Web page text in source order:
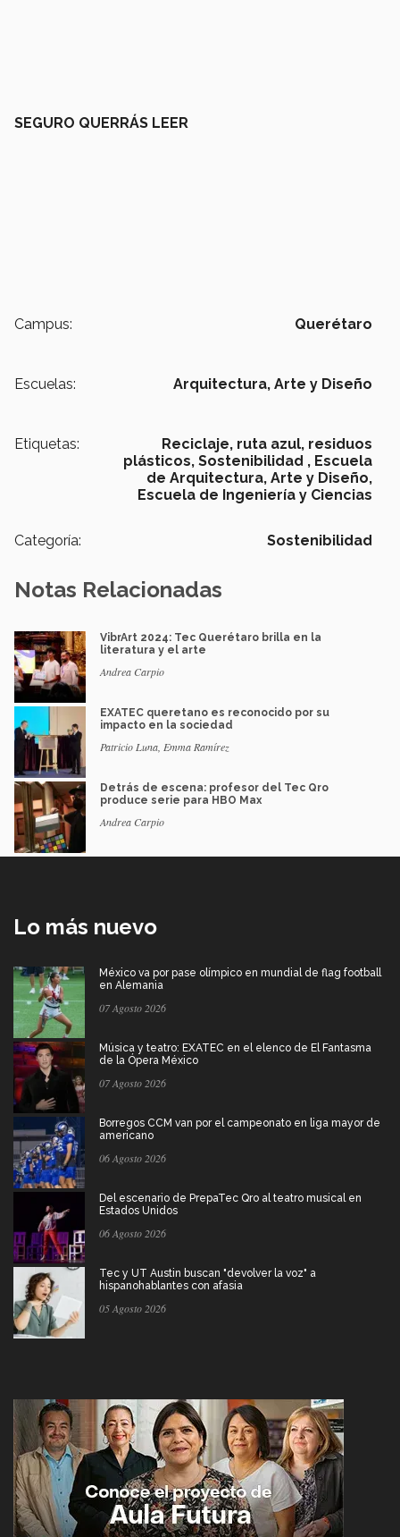
SEGURO QUERRÁS LEER
Campus: Querétaro
Escuelas: Arquitectura, Arte y Diseño
Etiquetas: Reciclaje, ruta azul, residuos
plásticos, Sostenibilidad , Escuela
de Arquitectura, Arte y Diseño,
Escuela de Ingeniería y Ciencias
Categoría: Sostenibilidad
Notas Relacionadas
VibrArt 2024: Tec Querétaro brilla en la
literatura y el arte
Andrea Carpio
EXATEC queretano es reconocido por su
impacto en la sociedad
Patricio Luna, Emma Ramírez
Detrás de escena: profesor del Tec Qro
produce serie para HBO Max
Andrea Carpio
Lo más nuevo
México va por pase olímpico en mundial de flag football
en Alemania
07 Agosto 2026
Música y teatro: EXATEC en el elenco de El Fantasma
de la Ópera México
07 Agosto 2026
Borregos CCM van por el campeonato en liga mayor de
americano
06 Agosto 2026
Del escenario de PrepaTec Qro al teatro musical en
Estados Unidos
06 Agosto 2026
Tec y UT Austin buscan "devolver la voz" a
hispanohablantes con afasia
05 Agosto 2026